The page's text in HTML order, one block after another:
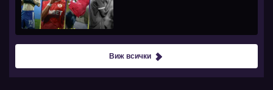
Виж всички